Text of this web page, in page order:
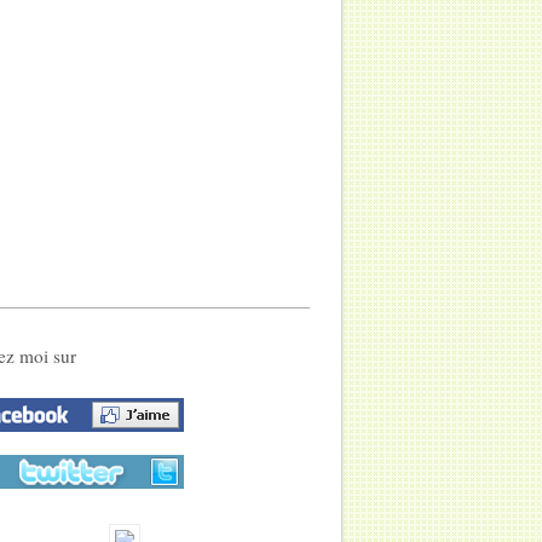
moi sur